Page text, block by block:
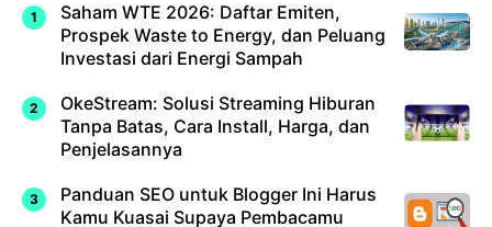
Saham WTE 2026: Daftar Emiten,
Prospek Waste to Energy, dan Peluang
Investasi dari Energi Sampah
OkeStream: Solusi Streaming Hiburan
Tanpa Batas, Cara Install, Harga, dan
Penjelasannya
Panduan SEO untuk Blogger Ini Harus
Kamu Kuasai Supaya Pembacamu